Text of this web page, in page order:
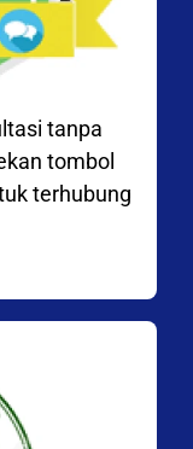
tanpa
tombol
terhubung